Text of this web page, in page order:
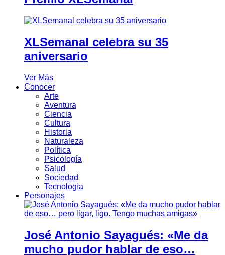
XLSemanal celebra su 35
aniversario
Ver Más
Conocer
Arte
Aventura
Ciencia
Cultura
Historia
Naturaleza
Política
Psicología
Salud
Sociedad
Tecnología
Personajes
José Antonio Sayagués: «Me da
mucho pudor hablar de eso…